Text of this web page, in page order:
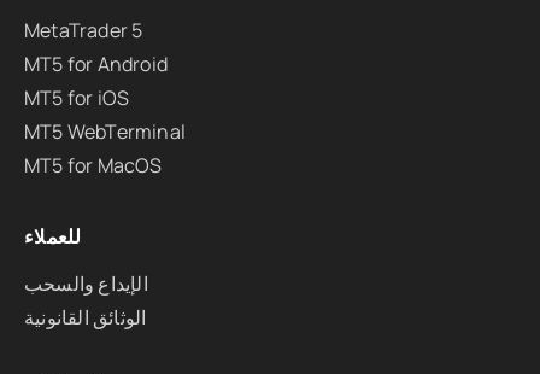
MetaTrader 5
MT5 for Android
MT5 for iOS
MT5 WebTerminal
MT5 for MacOS
للعملاء
الإيداع والسحب
الوثائق القانونية